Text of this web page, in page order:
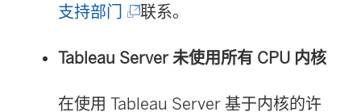
支持部门 (
在
联系。
Tableau Server 未使用所有 CPU 内核
在使用 Tableau Server 基于内核的许